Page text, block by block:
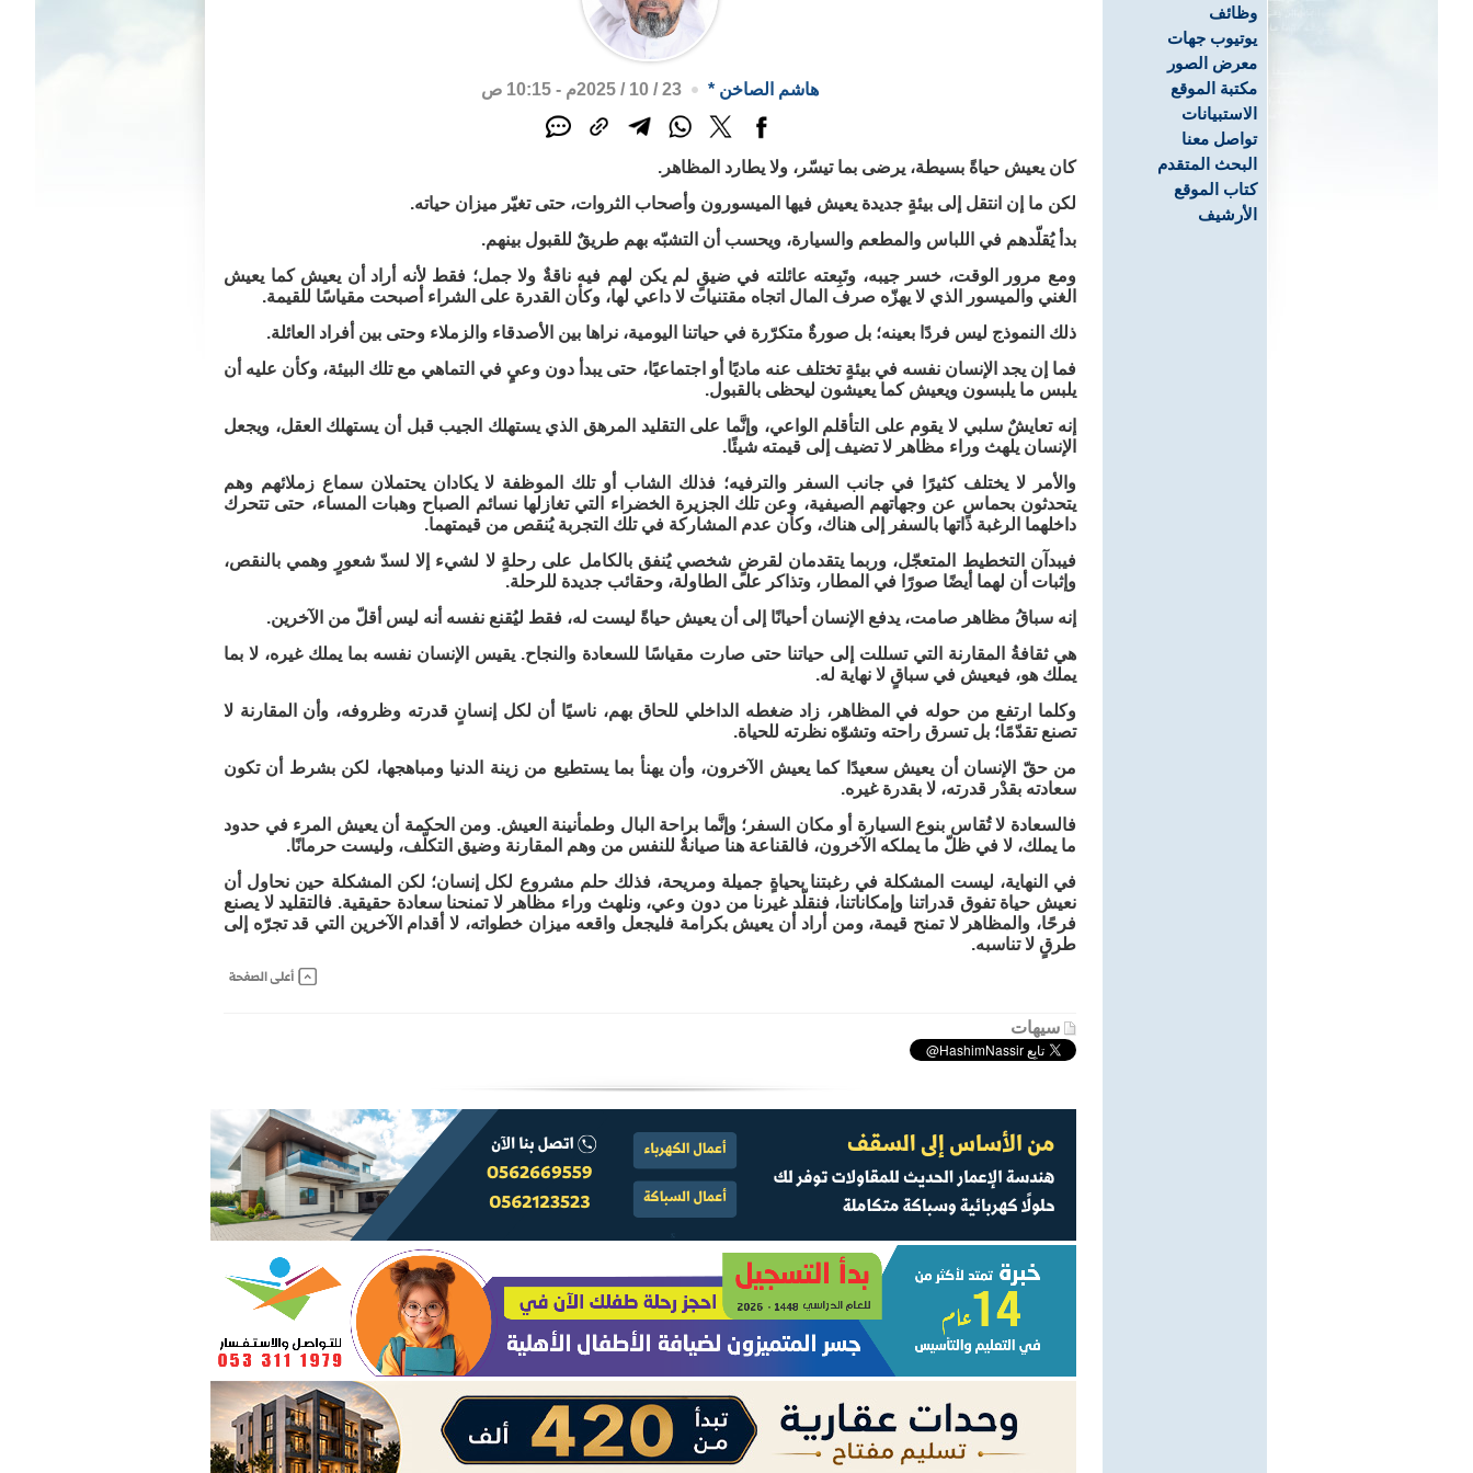
وظائف
يوتيوب جهات
معرض الصور
مكتبة الموقع
الاستبيانات
تواصل معنا
البحث المتقدم
كتاب الموقع
الأرشيف
هاشم الصاخن * 23 / 10 / 2025م - 10:15 ص
كان يعيش حياةً بسيطة، يرضى بما تيسّر، ولا يطارد المظاهر.
لكن ما إن انتقل إلى بيئةٍ جديدة يعيش فيها الميسورون وأصحاب الثروات، حتى تغيّر ميزان حياته.
بدأ يُقلّدهم في اللباس والمطعم والسيارة، ويحسب أن التشبّه بهم طريقٌ للقبول بينهم.
ومع مرور الوقت، خسر جيبه، وتَبِعته عائلته في ضيقٍ لم يكن لهم فيه ناقةٌ ولا جمل؛ فقط لأنه أراد أن يعيش كما يعيش
الغني والميسور الذي لا يهزّه صرف المال اتجاه مقتنيات لا داعي لها، وكأن القدرة على الشراء أصبحت مقياسًا للقيمة.
ذلك النموذج ليس فردًا بعينه؛ بل صورةٌ متكرّرة في حياتنا اليومية، نراها بين الأصدقاء والزملاء وحتى بين أفراد العائلة.
فما إن يجد الإنسان نفسه في بيئةٍ تختلف عنه ماديًا أو اجتماعيًا، حتى يبدأ دون وعيٍ في التماهي مع تلك البيئة، وكأن عليه أن
يلبس ما يلبسون ويعيش كما يعيشون ليحظى بالقبول.
إنه تعايشٌ سلبي لا يقوم على التأقلم الواعي، وإنَّما على التقليد المرهق الذي يستهلك الجيب قبل أن يستهلك العقل، ويجعل
الإنسان يلهث وراء مظاهر لا تضيف إلى قيمته شيئًا.
والأمر لا يختلف كثيرًا في جانب السفر والترفيه؛ فذلك الشاب أو تلك الموظفة لا يكادان يحتملان سماع زملائهم وهم
يتحدثون بحماسٍ عن وجهاتهم الصيفية، وعن تلك الجزيرة الخضراء التي تغازلها نسائم الصباح وهبات المساء، حتى تتحرك
داخلهما الرغبة ذاتها بالسفر إلى هناك، وكأن عدم المشاركة في تلك التجربة يُنقص من قيمتهما.
فيبدآن التخطيط المتعجّل، وربما يتقدمان لقرضٍ شخصي يُنفق بالكامل على رحلةٍ لا لشيء إلا لسدّ شعورٍ وهمي بالنقص،
وإثبات أن لهما أيضًا صورًا في المطار، وتذاكر على الطاولة، وحقائب جديدة للرحلة.
إنه سباقُ مظاهر صامت، يدفع الإنسان أحيانًا إلى أن يعيش حياةً ليست له، فقط ليُقنع نفسه أنه ليس أقلّ من الآخرين.
هي ثقافةُ المقارنة التي تسللت إلى حياتنا حتى صارت مقياسًا للسعادة والنجاح. يقيس الإنسان نفسه بما يملك غيره، لا بما
يملك هو، فيعيش في سباقٍ لا نهاية له.
وكلما ارتفع من حوله في المظاهر، زاد ضغطه الداخلي للحاق بهم، ناسيًا أن لكل إنسانٍ قدرته وظروفه، وأن المقارنة لا
تصنع تقدّمًا؛ بل تسرق راحته وتشوّه نظرته للحياة.
من حقّ الإنسان أن يعيش سعيدًا كما يعيش الآخرون، وأن يهنأ بما يستطيع من زينة الدنيا ومباهجها، لكن بشرط أن تكون
سعادته بقدْر قدرته، لا بقدرة غيره.
فالسعادة لا تُقاس بنوع السيارة أو مكان السفر؛ وإنَّما براحة البال وطمأنينة العيش. ومن الحكمة أن يعيش المرء في حدود
ما يملك، لا في ظلّ ما يملكه الآخرون، فالقناعة هنا صيانةٌ للنفس من وهم المقارنة وضيق التكلّف، وليست حرمانًا.
في النهاية، ليست المشكلة في رغبتنا بحياةٍ جميلة ومريحة، فذلك حلم مشروع لكل إنسان؛ لكن المشكلة حين نحاول أن
نعيش حياة تفوق قدراتنا وإمكاناتنا، فنقلّد غيرنا من دون وعي، ونلهث وراء مظاهر لا تمنحنا سعادة حقيقية. فالتقليد لا يصنع
فرحًا، والمظاهر لا تمنح قيمة، ومن أراد أن يعيش بكرامة فليجعل واقعه ميزان خطواته، لا أقدام الآخرين التي قد تجرّه إلى
طرقٍ لا تناسبه.
سيهات